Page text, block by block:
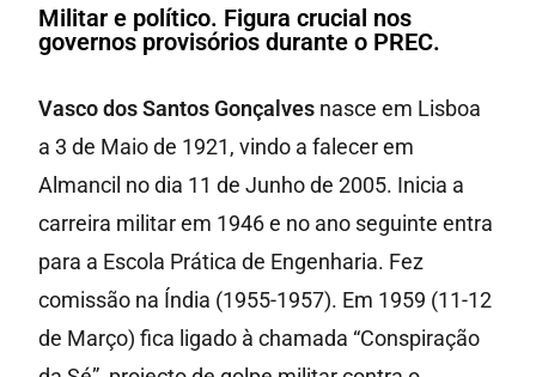
Militar e político. Figura crucial nos
governos provisórios durante o PREC.
Vasco dos Santos Gonçalves nasce em Lisboa
a 3 de Maio de 1921, vindo a falecer em
Almancil no dia 11 de Junho de 2005. Inicia a
carreira militar em 1946 e no ano seguinte entra
para a Escola Prática de Engenharia. Fez
comissão na Índia (1955-1957). Em 1959 (11-12
de Março) fica ligado à chamada “Conspiração